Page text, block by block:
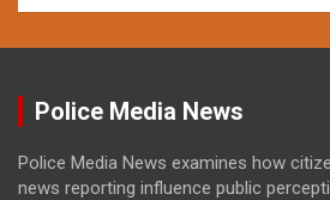
Police Media News
Police Media News examines how
news reporting influence public